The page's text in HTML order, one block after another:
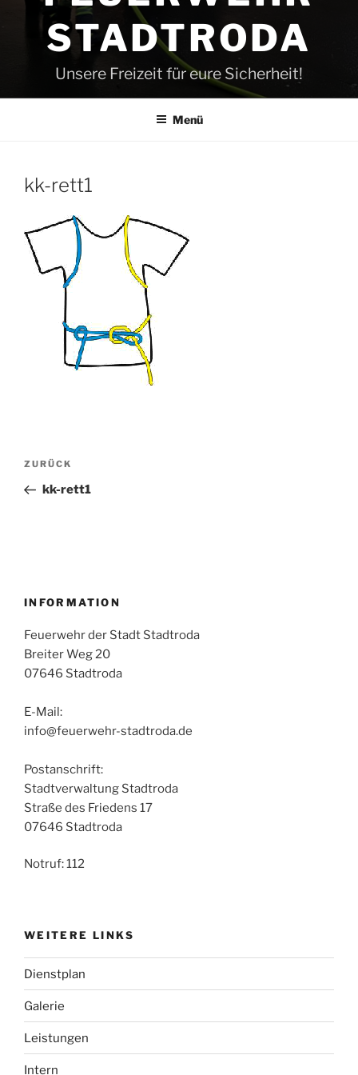
STADTRODA
Unsere Freizeit für eure Sicherheit!
Menü
kk-rett1
Beitragsnavigation
Vorheriger
Beitrag
ZURÜCK
kk-rett1
INFORMATION
Feuerwehr der Stadt Stadtroda
Breiter Weg 20
07646 Stadtroda
E-Mail:
info@feuerwehr-stadtroda.de
Postanschrift:
Stadtverwaltung Stadtroda
Straße des Friedens 17
07646 Stadtroda
Notruf: 112
WEITERE LINKS
Dienstplan
Galerie
Leistungen
Intern